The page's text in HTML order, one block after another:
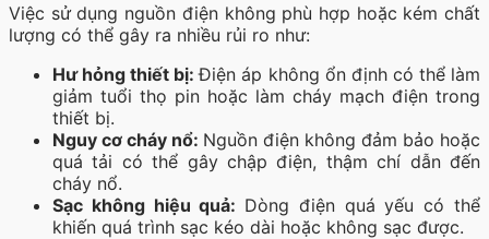
Việc sử dụng nguồn điện không phù hợp hoặc kém chất
lượng có thể gây ra nhiều rủi ro như:
Hư hỏng thiết bị:Điện áp không ổn định có thể làm
giảm tuổi thọ pin hoặc làm cháy mạch điện trong
thiết bị.
Nguy cơ cháy nổ: Nguồn điện không đảm bảo hoặc
quá tải có thể gây chập điện, thậm chí dẫn đến
cháy nổ.
Sạc không hiệu quả: Dòng điện quá yếu có thể
khiến quá trình sạc kéo dài hoặc không sạc được.